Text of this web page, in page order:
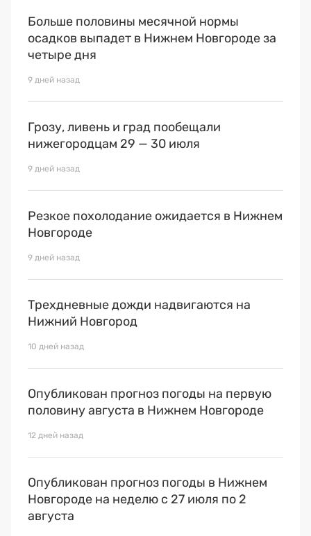
Больше половины месячной нормы
осадков выпадет в Нижнем Новгороде за
четыре дня
9 дней назад
Грозу, ливень и град пообещали
нижегородцам 29 — 30 июля
9 дней назад
Резкое похолодание ожидается в Нижнем
Новгороде
9 дней назад
Трехдневные дожди надвигаются на
Нижний Новгород
10 дней назад
Опубликован прогноз погоды на первую
половину августа в Нижнем Новгороде
12 дней назад
Опубликован прогноз погоды в Нижнем
Новгороде на неделю с 27 июля по 2
августа